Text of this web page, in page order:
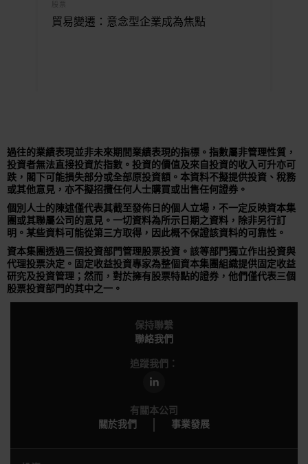
貿易變遷：意念型企業成為焦點
過往的業績表現並非未來期間業績表現的指標。指數屬非管理性質，
投資者無法直接投資於指數。投資的價值及來自投資的收入可升亦可
跌，閣下可能損失部分或全部原投資額。本資料不擬提供投資、稅務
或其他意見，亦不擬招攬任何人士購買或出售任何證券。
個別人士的陳述僅代表其截至發佈日的個人立場，不一定反映資本集
團或其聯屬公司的意見。一切資料為所示日期之資料，除非另行訂
明。某些資料可能從第三方取得，因此概不保證該資料的可靠性。
資本集團透過三個投資部門管理股票投資。該等部門獨立作出投資與
代理投票決定。固定收益投資專家為整個資本集團組織提供固定收益
研究及投資管理；然而，對於擁有股票特點的證券，他們僅代表三個
股票投資部門的其中之一。
保持聯繫
聯絡我們
追蹤我們：
有關本公司
關於我們
事業發展